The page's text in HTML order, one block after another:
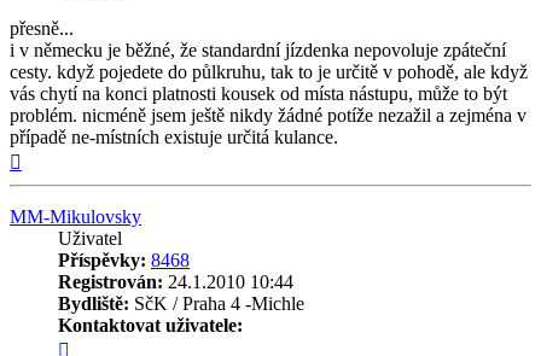
přesně...
i v německu je běžné, že standardní jízdenka nepovoluje zpáteční
cesty. když pojedete do půlkruhu, tak to je určitě v pohodě, ale když
vás chytí na konci platnosti kousek od místa nástupu, může to být
problém. nicméně jsem ještě nikdy žádné potíže nezažil a zejména v
případě ne-místních existuje určitá kulance.
MM-Mikulovsky
Uživatel
Příspěvky: 8468
Registrován: 24.1.2010 10:44
Bydliště: SčK / Praha 4 -Michle
Kontaktovat uživatele: